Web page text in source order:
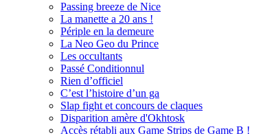
Passing breeze de Nice
La manette a 20 ans !
Périple en la demeure
La Neo Geo du Prince
Les occultants
Passé Conditionnul
Rien d’officiel
C’est l’histoire d’un ga
Slap fight et concours de claques
Disparition amère d'Okhtosk
Accès rétabli aux Game Strips de Game B !